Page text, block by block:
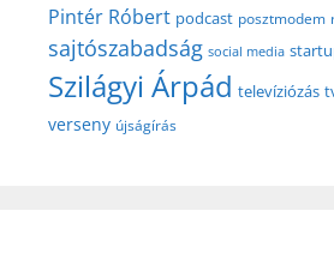
Pintér Róbert podcast posztmodem
sajtószabadság social media
Szilágyi Árpád televíziózás
verseny újságírás